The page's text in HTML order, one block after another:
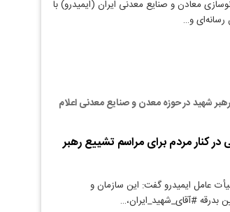
معادن و صنایع معدنی ایران (ایمیدرو) با
رسانه‌ای و…
شهید در حوزه معدن و صنایع معدنی اعلام
کنار مردم برای مراسم تشییع رهبر
عامل ایمیدرو گفت: این سازمان و
بدرقه #آقای_شهید_ایران،…